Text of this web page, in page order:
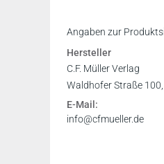
Gerhard Haney
Leseprobe
Leseprobe
Angaben zur
Hersteller
C.F. Müller Verlag
Waldhofer Straße
E-Mail:
info@cfmueller.de